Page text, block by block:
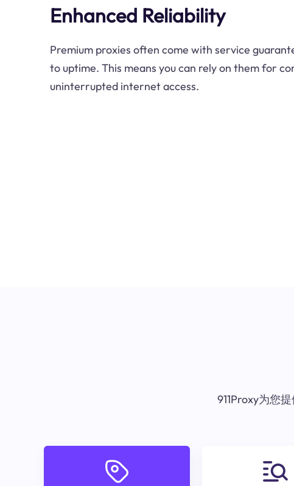
Enhanced Reliability
Premium proxies often come with service
to uptime. This means you can rely on them for
uninterrupted internet access.
911Proxy为您